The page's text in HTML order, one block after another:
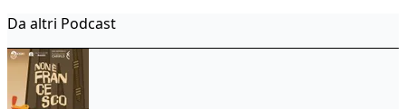
Da altri Podcast